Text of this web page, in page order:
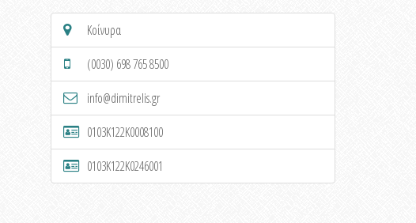
Κοίνυρα
(0030) 698 765 8500
info@dimitrelis.gr
0103K122K0008100
0103K122K0246001